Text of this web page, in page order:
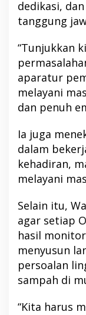
dedikasi,
tanggung
“Tunjukkan
aparatur
melayani
dan penuh
Ia juga
dalam
kehadiran,
melayani
Selain itu,
agar setiap
hasil
menyusun
persoalan
sampah di
“Kita harus